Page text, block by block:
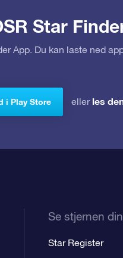
Star
App. Du kan laste ned
i Play Store eller les
Se stjernen din
Star Register